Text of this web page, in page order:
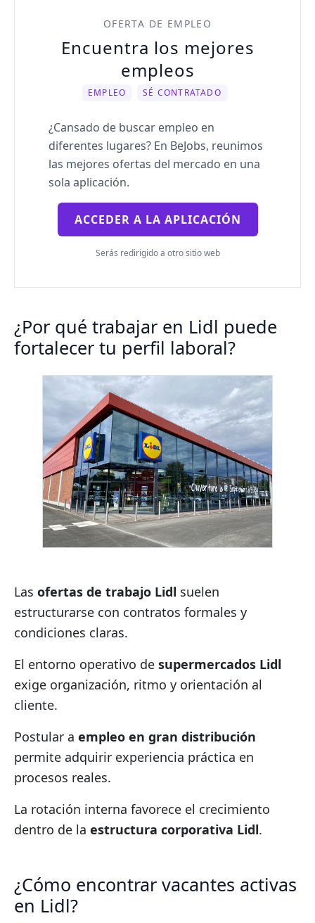
OFERTA DE EMPLEO
Encuentra los mejores
empleos
EMPLEO SÉ CONTRATADO
¿Cansado de buscar empleo en
diferentes lugares? En BeJobs, reunimos
las mejores ofertas del mercado en una
sola aplicación.
ACCEDER A LA APLICACIÓN
Serás redirigido a otro sitio web
¿Por qué trabajar en Lidl puede
fortalecer tu perfil laboral?
Las ofertas de trabajo Lidl suelen
estructurarse con contratos formales y
condiciones claras.
El entorno operativo de supermercados Lidl
exige organización, ritmo y orientación al
cliente.
Postular a empleo en gran distribución
permite adquirir experiencia práctica en
procesos reales.
La rotación interna favorece el crecimiento
dentro de la estructura corporativa Lidl.
¿Cómo encontrar vacantes activas
en Lidl?